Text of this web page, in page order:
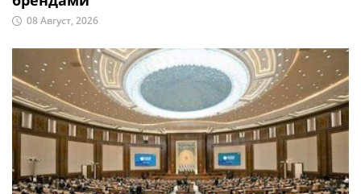
08 Август, 2026